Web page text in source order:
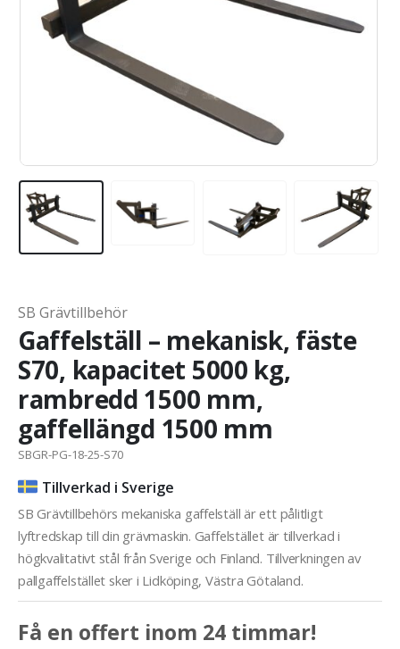
SB Grävtillbehör
Gaffelställ – mekanisk, fäste
S70, kapacitet 5000 kg,
rambredd 1500 mm,
gaffellängd 1500 mm
SBGR-PG-18-25-S70
Tillverkad i Sverige
SB Grävtillbehörs mekaniska gaffelställ är ett pålitligt
lyftredskap till din grävmaskin. Gaffelstället är tillverkad i
högkvalitativt stål från Sverige och Finland. Tillverkningen av
pallgaffelstället sker i Lidköping, Västra Götaland.
Få en offert inom 24 timmar!